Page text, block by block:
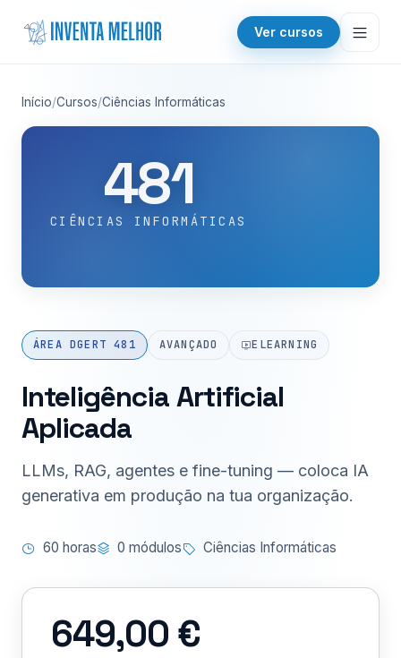
Saltar para o conteúdo Ver cursos
Início/Cursos/Ciências Informáticas
481
CIÊNCIAS INFORMÁTICAS
ÁREA DGERT 481 AVANÇADO ELEARNING
Inteligência Artificial
Aplicada
LLMs, RAG, agentes e fine-tuning — coloca IA
generativa em produção na tua organização.
60 horas 0 módulos Ciências Informáticas
649,00 €